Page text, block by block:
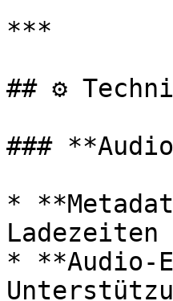
***
## ⚙️
###
*
Ladezeiten
* **Audio-